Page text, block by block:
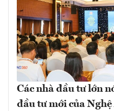
Các nhà đầu tư lớn
đầu tư mới của Nghệ